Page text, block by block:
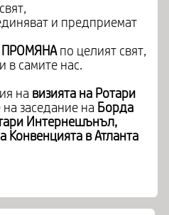
и предприемат
ПРОМЯНАпо целият свят,
и в самите нас.
на визията на Ротари
заседание на Борда
Интернешънъл,
Конвенцията в Атланта